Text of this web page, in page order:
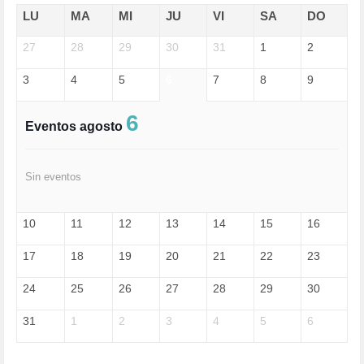
EDGAR MORIN (1)
EMIGRACIÓN (4)
ESPECULACIÓN (2)
FELICIDAD (1)
FRANCISCO (5)
GUERRA (133)
HUMOR (1)
IA (1)
INMIGRACIÓN (144)
LU MA MI JU VI SA DO
27 28 29 30 31 1 2
3 4 5 7 8 9
Eventos agosto 6
Sin eventos
10 11 12 13 14 15 16
17 18 19 20 21 22 23
24 25 26 27 28 29 30
31 1 2 3 4 5 6